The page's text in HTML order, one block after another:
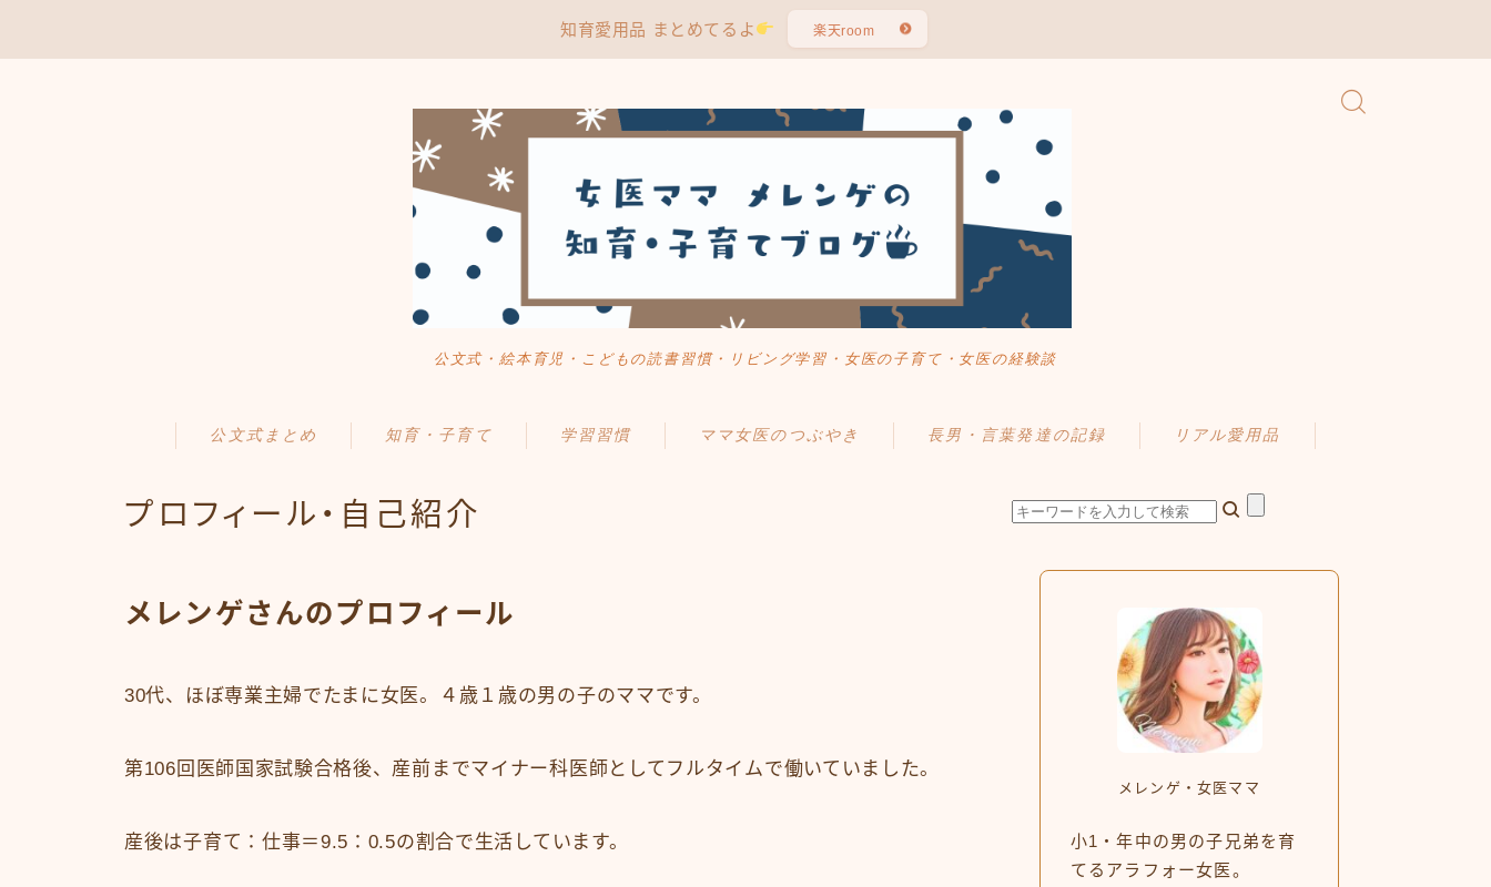
知育愛用品 まとめてるよ 楽天room
公文式・絵本育児・こどもの読書習慣・リビング学習・女医の子育て・女医の経験談
公文式まとめ 知育・子育て 学習習慣 ママ女医のつぶやき 長男・言葉発達の記録 リアル愛用品
プロフィール・自己紹介
メレンゲさんのプロフィール
30代、ほぼ専業主婦でたまに女医。４歳１歳の男の子のママです。
第106回医師国家試験合格後、産前までマイナー科医師としてフルタイムで働いていました。
産後は子育て：仕事＝9.5：0.5の割合で生活しています。
メレンゲ・女医ママ
小1・年中の男の子兄弟を育
てるアラフォー女医。